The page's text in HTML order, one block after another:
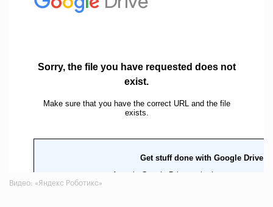
Видео: «Яндекс Роботикс»